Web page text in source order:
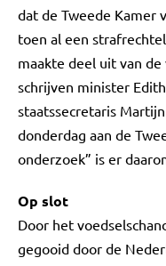
dat de Tweede Kamer
toen al een
maakte deel uit van
schrijven minister
staatssecretaris
donderdag aan de
onderzoek” is er
Op slot
Door het
gegooid door de